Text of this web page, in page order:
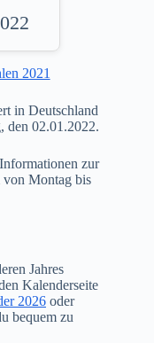
2021
in Deutschland
den 02.01.2022.
zur
Montag bis
Jahres
Kalenderseite
2026 oder
bequem zu